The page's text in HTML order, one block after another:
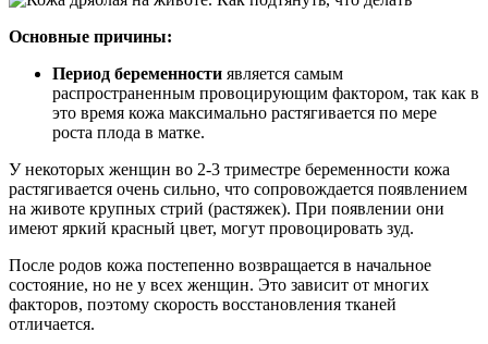
Основные причины:
Период беременности является самым
распространенным провоцирующим фактором, так как в
это время кожа максимально растягивается по мере
роста плода в матке.
У некоторых женщин во 2-3 триместре беременности кожа
растягивается очень сильно, что сопровождается появлением
на животе крупных стрий (растяжек). При появлении они
имеют яркий красный цвет, могут провоцировать зуд.
После родов кожа постепенно возвращается в начальное
состояние, но не у всех женщин. Это зависит от многих
факторов, поэтому скорость восстановления тканей
отличается.